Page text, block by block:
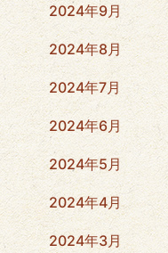
2024年9月
2024年8月
2024年7月
2024年6月
2024年5月
2024年4月
2024年3月